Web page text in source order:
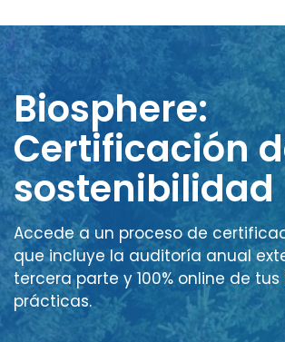
Biosphere:
Certificación
sostenibilidad
Accede a un proceso de
que incluye la auditoría anual
tercera parte y 100% online de
prácticas.